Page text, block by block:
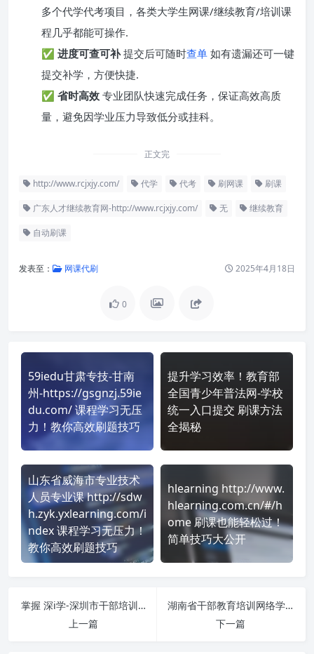
多个代学代考项目，各类大学生网课/继续教育/培训课
程几乎都能可操作.
✅ 进度可查可补提交后可随时查单 如有遗漏还可一键
提交补学，方便快捷.
✅ 省时高效 专业团队快速完成任务，保证高效高质
量，避免因学业压力导致低分或挂科。
正文完
http://www.rcjxjy.com/ 代学 代考 刷网课 刷课
广东人才继续教育网-http://www.rcjxjy.com/ 无 继续教育
自动刷课
发表至： 网课代刷 2025年4月18日
0
59iedu甘肃专技-甘南
州-https://gsgnzj.59ie
du.com/ 课程学习无压
力！教你高效刷题技巧
提升学习效率！教育部
全国青少年普法网-学校
统一入口提交 刷课方法
全揭秘
山东省威海市专业技术
人员专业课 http://sdw
h.zyk.yxlearning.com/i
ndex 课程学习无压力！
教你高效刷题技巧
hlearning http://www.
hlearning.com.cn/#/h
ome 刷课也能轻松过！
简单技巧大公开
掌握 深i学-深圳市干部培训网络学院-https://szxy.szzhdj.gov.cn/ 课程，简单刷课技巧分享！
上一篇
湖南省干部教育培训网络学院-https://www.hngbjy.com/ 刷课也能轻松过！简单技巧大公开
下一篇